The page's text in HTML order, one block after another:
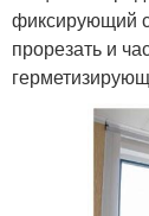
фиксирующий
прорезать и